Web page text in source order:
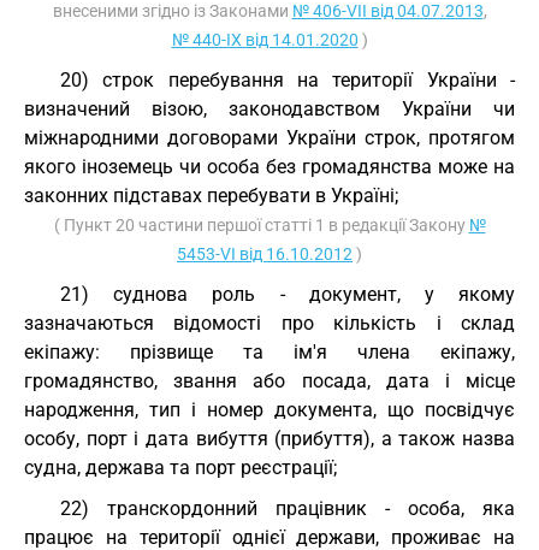
внесеними згідно із Законами № 406-VII від 04.07.2013,
№ 440-IX від 14.01.2020 )
20) строк перебування на території України -
визначений візою, законодавством України чи
міжнародними договорами України строк, протягом
якого іноземець чи особа без громадянства може на
законних підставах перебувати в Україні;
( Пункт 20 частини першої статті 1 в редакції Закону №
5453-VI від 16.10.2012 )
21) суднова роль - документ, у якому
зазначаються відомості про кількість і склад
екіпажу: прізвище та ім'я члена екіпажу,
громадянство, звання або посада, дата і місце
народження, тип і номер документа, що посвідчує
особу, порт і дата вибуття (прибуття), а також назва
судна, держава та порт реєстрації;
22) транскордонний працівник - особа, яка
працює на території однієї держави, проживає на